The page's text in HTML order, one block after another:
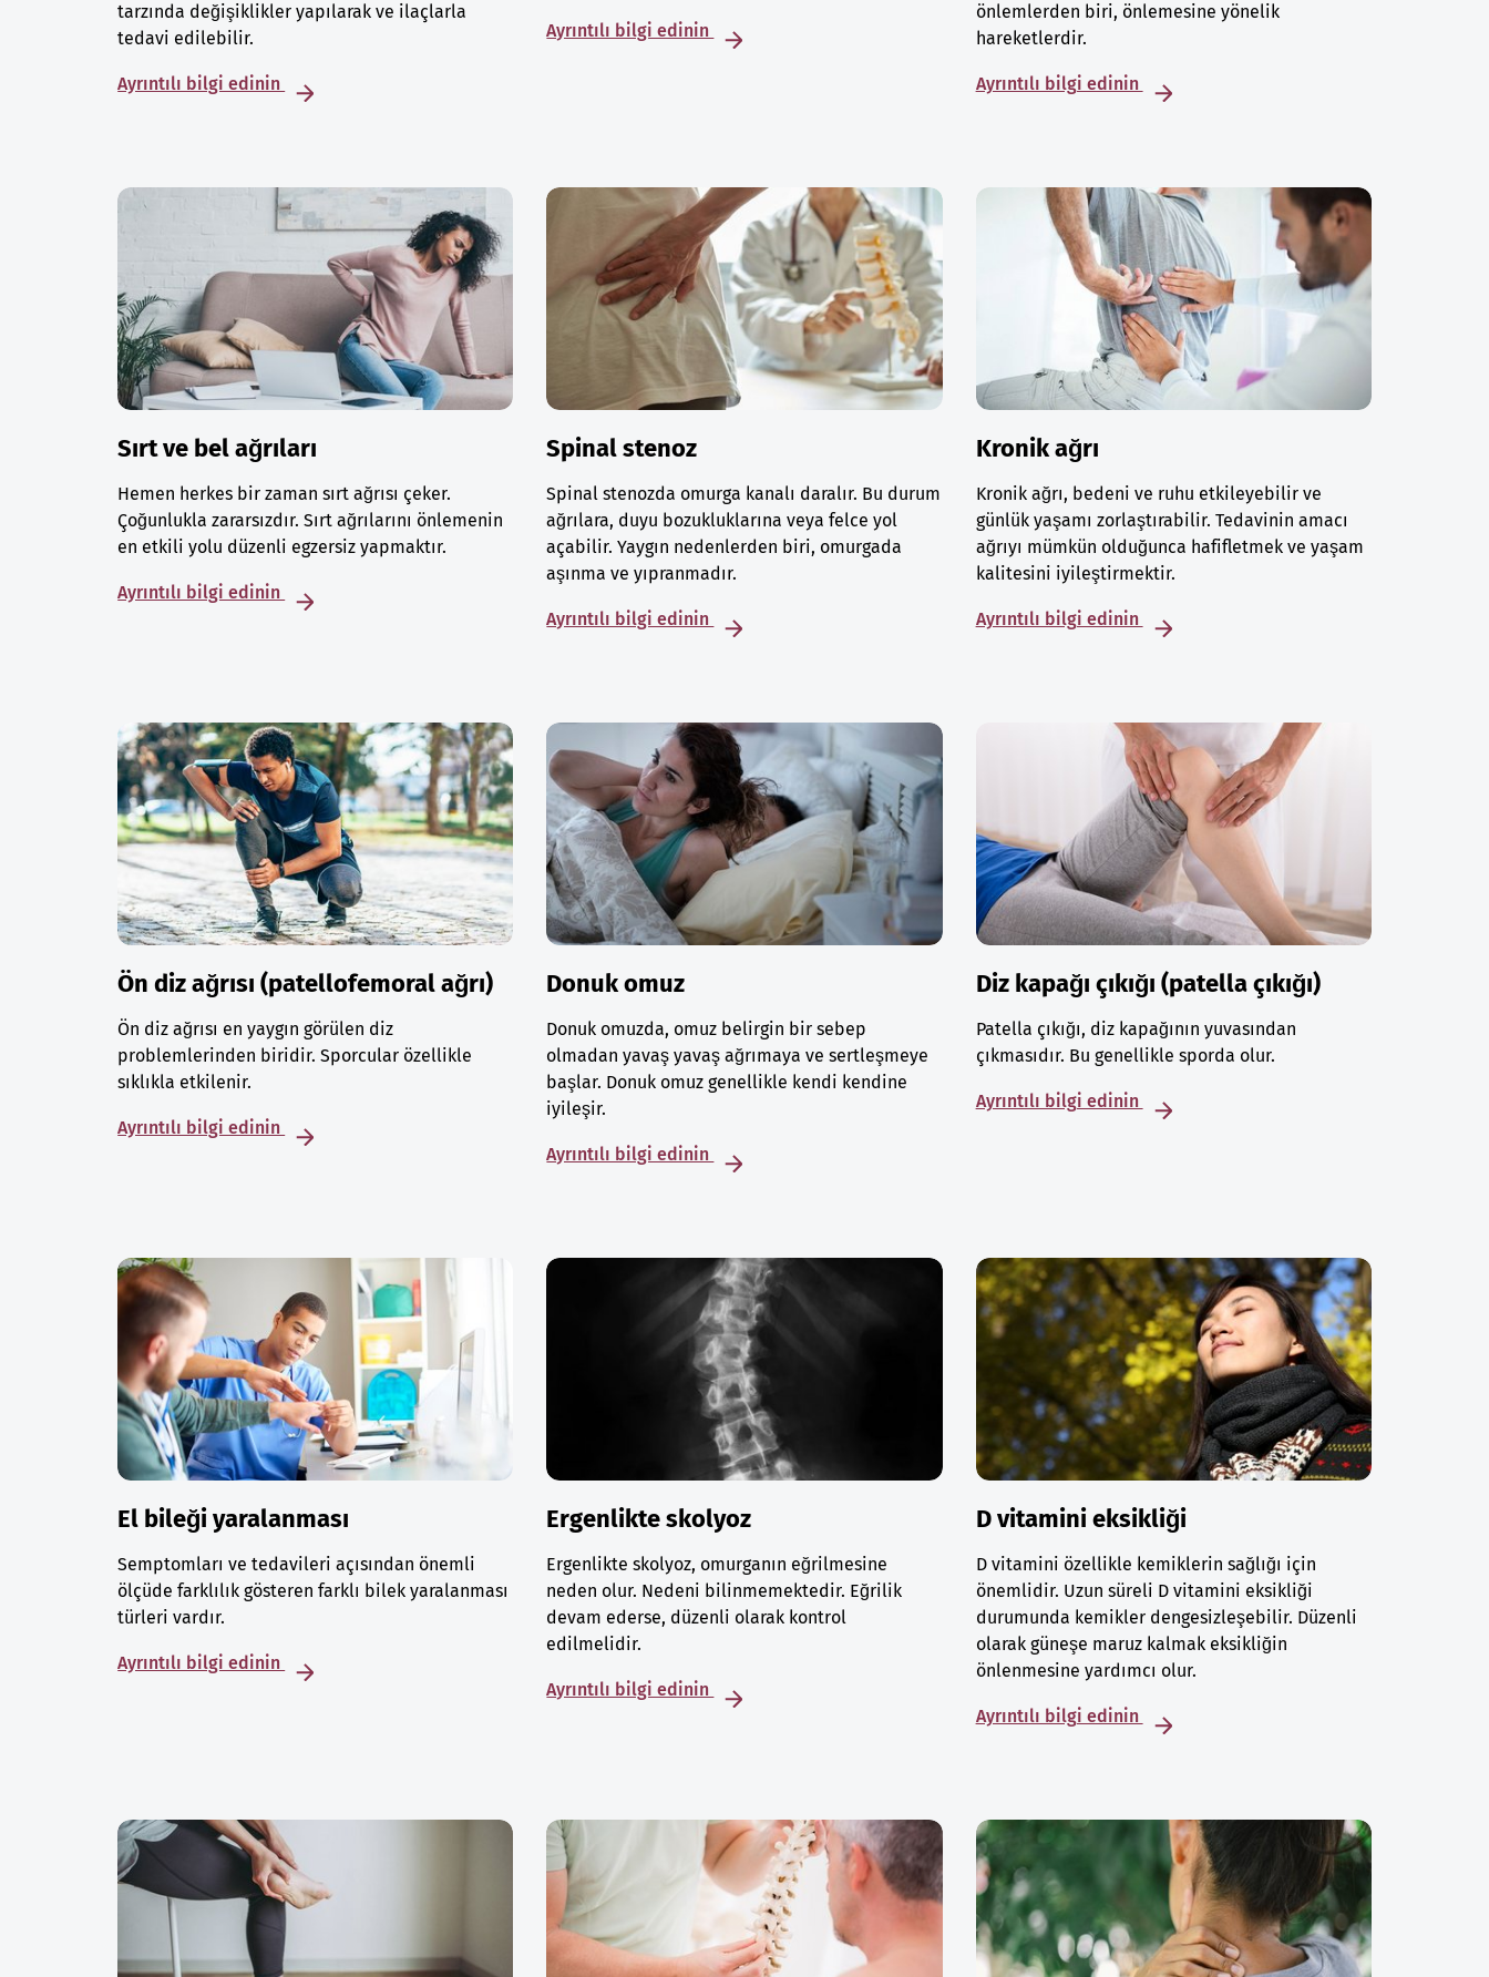
tarzında değişiklikler yapılarak ve ilaçlarla
tedavi edilebilir.
Ayrıntılı bilgi edinin
Ayrıntılı bilgi edinin
önlemlerden biri, önlemesine yönelik
hareketlerdir.
Ayrıntılı bilgi edinin
Sırt ve bel ağrıları
Hemen herkes bir zaman sırt ağrısı çeker.
Çoğunlukla zararsızdır. Sırt ağrılarını önlemenin
en etkili yolu düzenli egzersiz yapmaktır.
Ayrıntılı bilgi edinin
Spinal stenoz
Spinal stenozda omurga kanalı daralır. Bu durum
ağrılara, duyu bozukluklarına veya felce yol
açabilir. Yaygın nedenlerden biri, omurgada
aşınma ve yıpranmadır.
Ayrıntılı bilgi edinin
Kronik ağrı
Kronik ağrı, bedeni ve ruhu etkileyebilir ve
günlük yaşamı zorlaştırabilir. Tedavinin amacı
ağrıyı mümkün olduğunca hafifletmek ve yaşam
kalitesini iyileştirmektir.
Ayrıntılı bilgi edinin
Ön diz ağrısı (patellofemoral ağrı)
Ön diz ağrısı en yaygın görülen diz
problemlerinden biridir. Sporcular özellikle
sıklıkla etkilenir.
Ayrıntılı bilgi edinin
Donuk omuz
Donuk omuzda, omuz belirgin bir sebep
olmadan yavaş yavaş ağrımaya ve sertleşmeye
başlar. Donuk omuz genellikle kendi kendine
iyileşir.
Ayrıntılı bilgi edinin
Diz kapağı çıkığı (patella çıkığı)
Patella çıkığı, diz kapağının yuvasından
çıkmasıdır. Bu genellikle sporda olur.
Ayrıntılı bilgi edinin
El bileği yaralanması
Semptomları ve tedavileri açısından önemli
ölçüde farklılık gösteren farklı bilek yaralanması
türleri vardır.
Ayrıntılı bilgi edinin
Ergenlikte skolyoz
Ergenlikte skolyoz, omurganın eğrilmesine
neden olur. Nedeni bilinmemektedir. Eğrilik
devam ederse, düzenli olarak kontrol
edilmelidir.
Ayrıntılı bilgi edinin
D vitamini eksikliği
D vitamini özellikle kemiklerin sağlığı için
önemlidir. Uzun süreli D vitamini eksikliği
durumunda kemikler dengesizleşebilir. Düzenli
olarak güneşe maruz kalmak eksikliğin
önlenmesine yardımcı olur.
Ayrıntılı bilgi edinin